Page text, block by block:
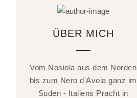
ÜBER MICH
Vom Nosiola aus dem Norden
bis zum Nero d'Avola ganz im
Süden - Italiens Pracht in